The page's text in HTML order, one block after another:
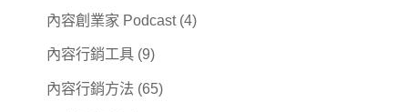
內容創業家 Podcast(4)
內容行銷工具 (9)
內容行銷方法 (65)